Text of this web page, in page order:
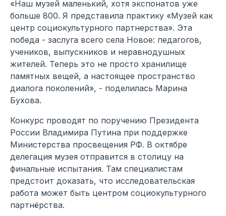
«Наш музей маленький, хотя экспонатов уже
больше 800. Я представила практику «Музей как
центр социокультурного партнерства». Эта
победа - заслуга всего села Новое: педагогов,
учеников, выпускников и неравнодушных
жителей. Теперь это не просто хранилище
памятных вещей, а настоящее пространство
диалога поколений», - поделилась Марина
Бухова.
Конкурс проводят по поручению Президента
России Владимира Путина при поддержке
Министерства просвещения РФ. В октябре
делегация музея отправится в столицу на
финальные испытания. Там специалистам
предстоит доказать, что исследовательская
работа может быть центром социокультурного
партнёрства.